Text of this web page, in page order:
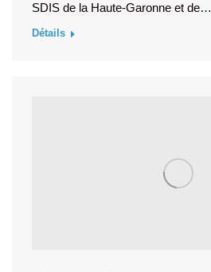
SDIS de la Haute-Garonne et de…
Détails